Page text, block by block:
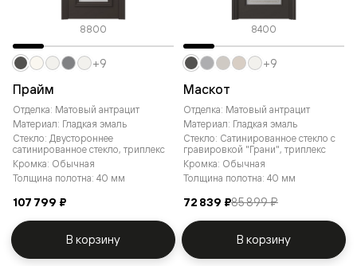
8800
Прайм
Отделка: Матовый антрацит
Материал: Гладкая эмаль
Стекло: Двустороннее
сатинированное стекло, триплекс
Кромка: Обычная
Толщина полотна: 40 мм
107 799 ₽
+9
В корзину
8400
Маскот
Отделка: Матовый антрацит
Материал: Гладкая эмаль
Стекло: Сатинированное стекло с
гравировкой "Грани", триплекс
Кромка: Обычная
Толщина полотна: 40 мм
72 839 ₽85 899 ₽
+9
В корзину